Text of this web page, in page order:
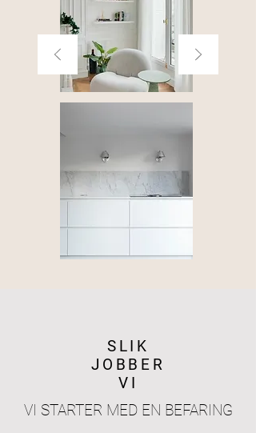
SLIK
JOBBER
VI
VI STARTER MED EN BEFARING